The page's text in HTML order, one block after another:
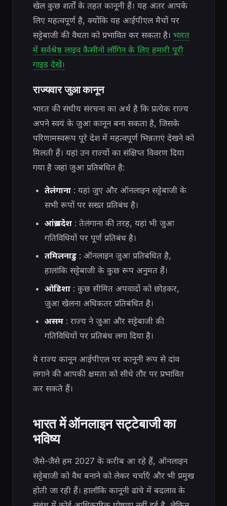
खेल कुछ शर्तों के तहत कानूनी हैं। यह अंतर आपके
लिए महत्वपूर्ण है, क्योंकि यह आईपीएल मैचों पर
सट्टेबाजी की वैधता को प्रभावित कर सकता है। भारत
में सर्वश्रेष्ठ लाइव कैसीनो लॉगिन के लिए हमारी पूरी
गाइड देखें।
राज्यवार जुआ कानून
भारत की संघीय संरचना का अर्थ है कि प्रत्येक राज्य
अपने स्वयं के जुआ कानून बना सकता है, जिसके
परिणामस्वरूप पूरे देश में महत्वपूर्ण भिन्नताएं देखने को
मिलती हैं। यहां उन राज्यों का संक्षिप्त विवरण दिया
गया है जहां जुआ प्रतिबंधित है:
तेलंगाना: यहां जुए और ऑनलाइन सट्टेबाजी के
सभी रूपों पर सख्त प्रतिबंध है।
आंध्र प्रदेश: तेलंगाना की तरह, यहां भी जुआ
गतिविधियों पर पूर्ण प्रतिबंध है।
तमिलनाडु: ऑनलाइन जुआ प्रतिबंधित है,
हालांकि सट्टेबाजी के कुछ रूप अनुमत हैं।
ओडिशा: कुछ सीमित अपवादों को छोड़कर,
जुआ खेलना अधिकतर प्रतिबंधित है।
असम: राज्य ने जुआ और सट्टेबाजी की
गतिविधियों पर प्रतिबंध लगा दिया है।
ये राज्य कानून आईपीएल पर कानूनी रूप से दांव
लगाने की आपकी क्षमता को सीधे तौर पर प्रभावित
कर सकते हैं।
भारत में ऑनलाइन सट्टेबाजी का
भविष्य
जैसे-जैसे हम 2027 के करीब आ रहे हैं, ऑनलाइन
सट्टेबाजी को वैध बनाने को लेकर चर्चाएँ और भी प्रमुख
होती जा रही हैं। हालाँकि कानूनी ढांचे में बदलाव के